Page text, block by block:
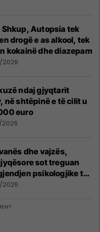
Shkup, Autopsia tek
drogë e as alkool, tek
kokainë dhe diazepam
2026
ndaj gjyqtarit
në shtëpinë e të cilit u
euro
dhe vajzës,
sot treguan
psikologjike të
2026